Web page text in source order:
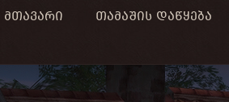
მთავარი თამაშის დაწყება